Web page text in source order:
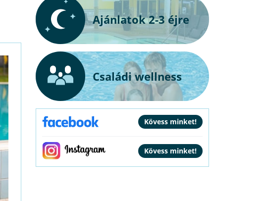
Ajánlatok 2-3 éjre
Családi wellness